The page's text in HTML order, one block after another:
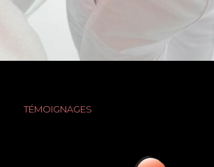
TÉMOIGNAGES